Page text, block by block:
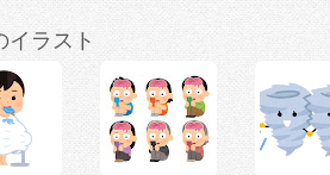
イラスト